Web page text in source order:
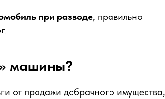
при разводе, правильно
машины?
от продажи добрачного имущества,